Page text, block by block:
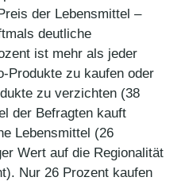
der Lebensmittel –
deutliche
ist mehr als jeder
Produkte zu kaufen oder
zu verzichten (38
der Befragten kauft
Lebensmittel (26
Wert auf die Regionalität
Nur 26 Prozent kaufen